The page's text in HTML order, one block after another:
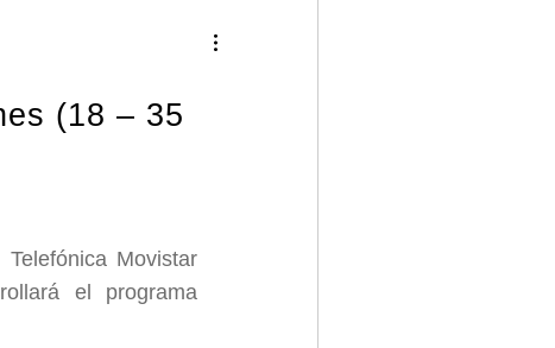
(18 – 35
Movistar
el programa